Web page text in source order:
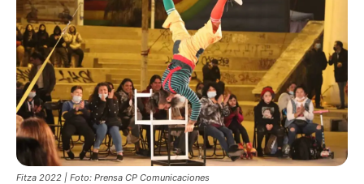
Fitza 2022 | Foto: Prensa CP Comunicaciones